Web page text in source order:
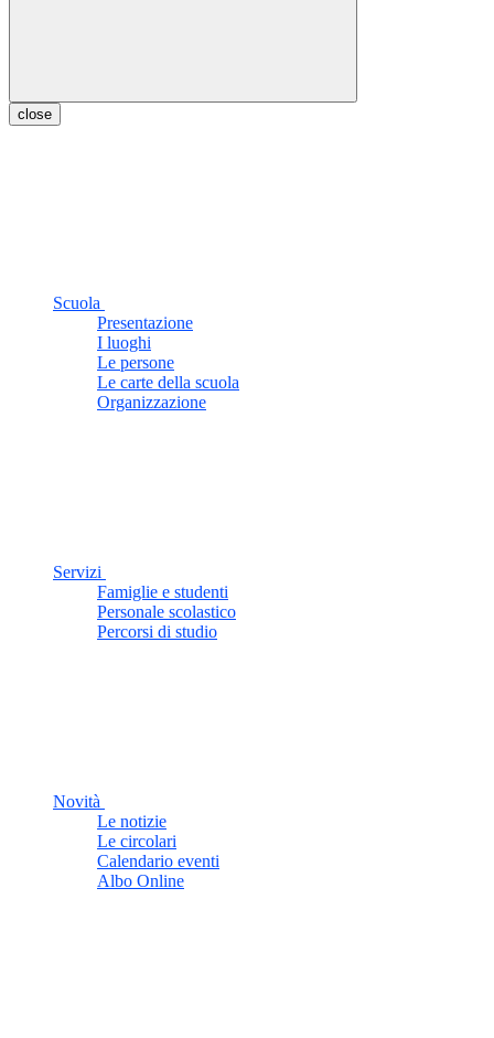
close
Scuola
Presentazione
I luoghi
Le persone
Le carte della scuola
Organizzazione
Servizi
Famiglie e studenti
Personale scolastico
Percorsi di studio
Novità
Le notizie
Le circolari
Calendario eventi
Albo Online